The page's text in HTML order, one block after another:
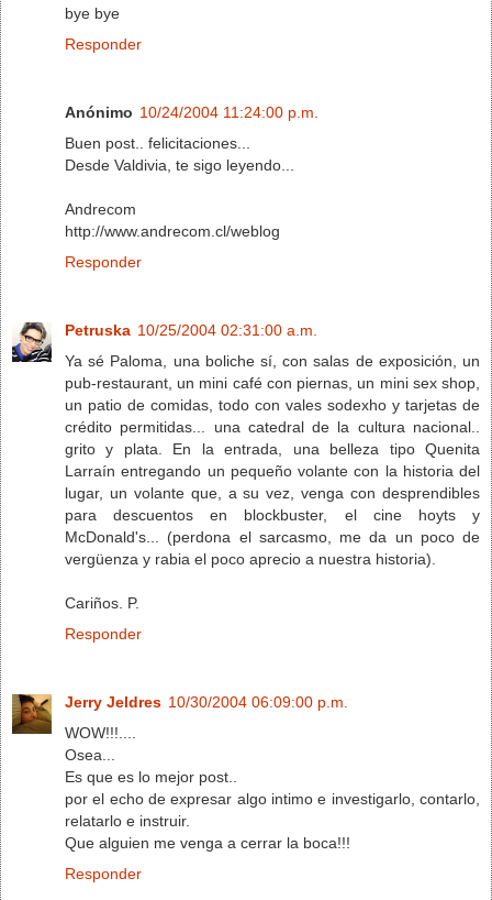
bye bye
Responder
Anónimo 10/24/2004 11:24:00 p.m.
Buen post.. felicitaciones...
Desde Valdivia, te sigo leyendo...
Andrecom
http://www.andrecom.cl/weblog
Responder
Petruska 10/25/2004 02:31:00 a.m.
Ya sé Paloma, una boliche sí, con salas de exposición, un
pub-restaurant, un mini café con piernas, un mini sex shop,
un patio de comidas, todo con vales sodexho y tarjetas de
crédito permitidas... una catedral de la cultura nacional..
grito y plata. En la entrada, una belleza tipo Quenita
Larraín entregando un pequeño volante con la historia del
lugar, un volante que, a su vez, venga con desprendibles
para descuentos en blockbuster, el cine hoyts y
McDonald's... (perdona el sarcasmo, me da un poco de
vergüenza y rabia el poco aprecio a nuestra historia).
Cariños. P.
Responder
Jerry Jeldres 10/30/2004 06:09:00 p.m.
WOW!!!....
Osea...
Es que es lo mejor post..
por el echo de expresar algo intimo e investigarlo, contarlo,
relatarlo e instruir.
Que alguien me venga a cerrar la boca!!!
Responder